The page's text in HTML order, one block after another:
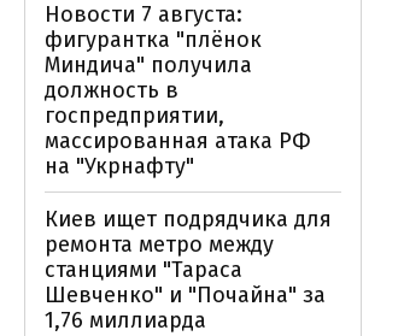
Новости 7 августа:
фигурантка "плёнок
Миндича" получила
должность в
госпредприятии,
массированная атака РФ
на "Укрнафту"
Киев ищет подрядчика для
ремонта метро между
станциями "Тараса
Шевченко" и "Почайна" за
1,76 миллиарда